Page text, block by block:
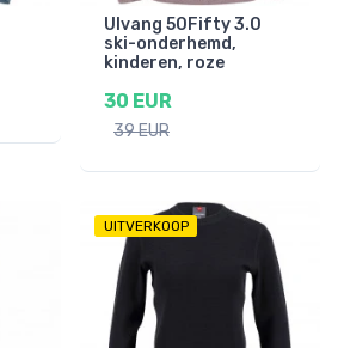
Ulvang 50Fifty 3.0
ski-onderhemd,
kinderen, roze
30 EUR
39 EUR
UITVERKOOP